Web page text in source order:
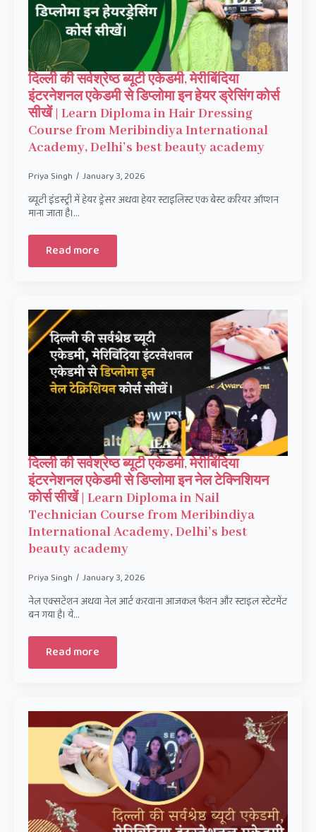
दिल्ली की सर्वश्रेष्ठ ब्यूटी एकेडमी, मेरीबिंदिया
इंटरनेशनल एकेडमी से डिप्लोमा इन हेयर ड्रेसिंग कोर्स
सीखें | Learn Diploma in Hair Dressing
Course from Meribindiya International
Academy, Delhi’s best beauty academy
Priya Singh January 3, 2026
ब्यूटी इंडस्ट्री में हेयर ड्रेसर अथवा हेयर स्टाइलिस्ट एक बेस्ट करियर ऑप्शन
माना जाता है।…
Read more
दिल्ली की सर्वश्रेष्ठ ब्यूटी एकेडमी, मेरीबिंदिया
इंटरनेशनल एकेडमी से डिप्लोमा इन नेल टेक्निशियन
कोर्स सीखें | Learn Diploma in Nail
Technician Course from Meribindiya
International Academy, Delhi’s best
beauty academy
Priya Singh January 3, 2026
नेल एक्सटेंशन अथवा नेल आर्ट करवाना आजकल फैशन और स्टाइल स्टेटमेंट
बन गया है। ये…
Read more